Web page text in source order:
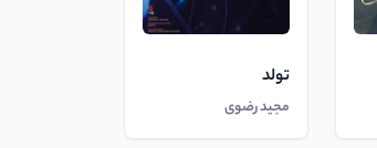
تولد
مجید رضوی